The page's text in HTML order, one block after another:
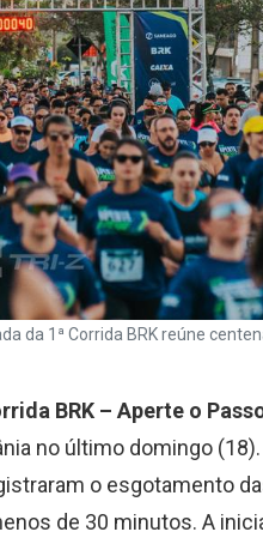
da 1ª Corrida BRK reúne
BRK – Aperte o
no último domingo
o esgotamento
de 30 minutos. A